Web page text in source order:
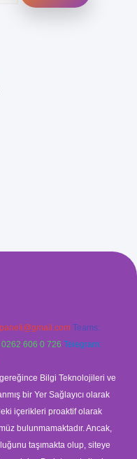
Teams:
606 0 726 Telegram:
Bilgi Teknolojileri ve
bir Yer Sağlayıcı olarak
içerikleri proaktif olarak
bulunmamaktadır. Ancak,
taşımakta olup, siteye